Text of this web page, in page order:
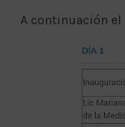
A continuación el